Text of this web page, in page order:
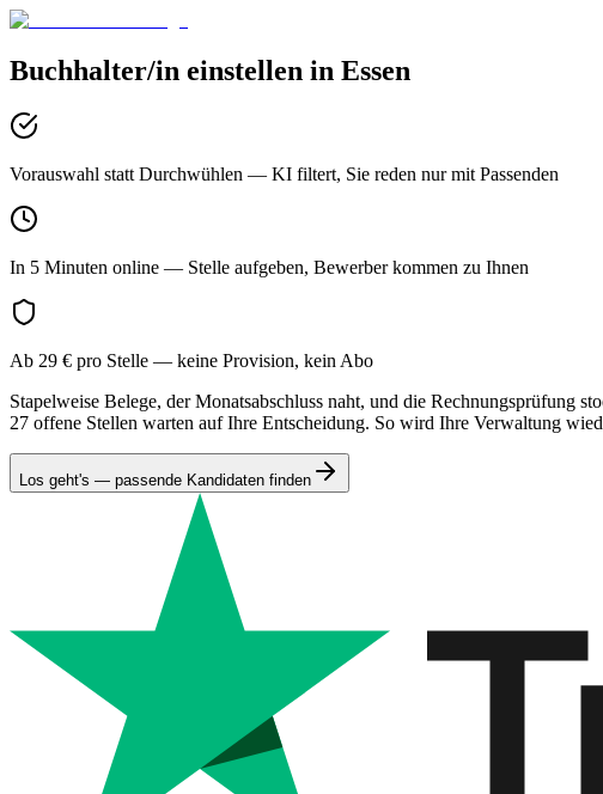
Buchhalter/in einstellen in Essen
Vorauswahl statt Durchwühlen — KI filtert, Sie reden nur mit Passenden
In 5 Minuten online — Stelle aufgeben, Bewerber kommen zu Ihnen
Ab 29 € pro Stelle — keine Provision, kein Abo
Stapelweise Belege, der Monatsabschluss naht, und die Rechnungsprüfung
27 offene Stellen warten auf Ihre Entscheidung. So wird Ihre Verwaltung
Los geht's — passende Kandidaten finden